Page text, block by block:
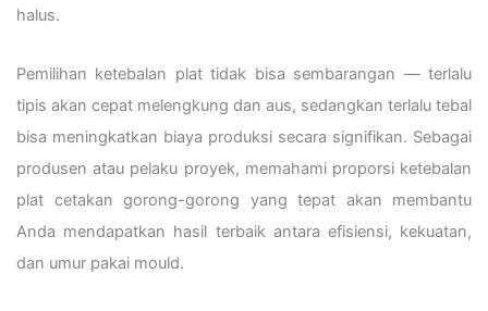
halus.
Pemilihan ketebalan plat tidak bisa sembarangan — terlalu
tipis akan cepat melengkung dan aus, sedangkan terlalu tebal
bisa meningkatkan biaya produksi secara signifikan. Sebagai
produsen atau pelaku proyek, memahami proporsi ketebalan
plat cetakan gorong-gorong yang tepat akan membantu
Anda mendapatkan hasil terbaik antara efisiensi, kekuatan,
dan umur pakai mould.